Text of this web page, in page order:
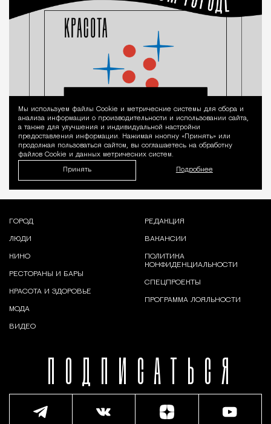
Уведомление
Мы используем файлы Сookie и метрические системы для сбора и
анализа информации о производительности и использовании сайта,
а также для улучшения и индивидуальной настройки
предоставления информации. Нажимая кнопку «Принять» или
продолжая пользоваться сайтом, вы соглашаетесь на обработку
файлов Cookie и данных метрических систем.
Принять Подробнее
ПОДПИСАТЬСЯ
ГОРОД
ЛЮДИ
КИНО
РЕСТОРАНЫ И БАРЫ
КРАСОТА И ЗДОРОВЬЕ
МОДА
ВИДЕО
РЕДАКЦИЯ
ВАКАНСИИ
ПОЛИТИКА
КОНФИДЕНЦИАЛЬНОСТИ
СПЕЦПРОЕКТЫ
ПРОГРАММА ЛОЯЛЬНОСТИ